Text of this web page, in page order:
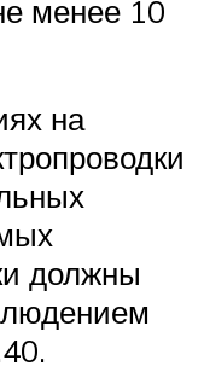
менее 10
на
должны